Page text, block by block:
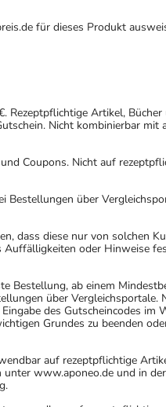
für dieses Produkt
Rezeptpflichtige Artikel,
Nicht kombinierbar mit
Coupons. Nicht auf
über
dass diese nur von solchen
oder Hinweise
Bestellung, ab einem
über Vergleichsportale.
des Gutscheincodes im
Grundes zu beenden
auf rezeptpflichtige
www.aponeo.de und in